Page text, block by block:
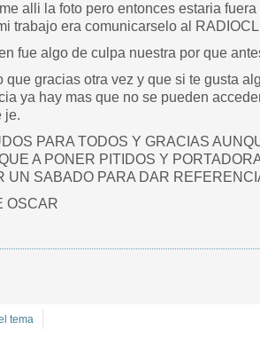
alli la foto pero entonces estaria
trabajo era comunicarselo al
fue algo de culpa nuestra por que
que gracias otra vez y que si te gusta
ya hay mas que no se pueden
je.
PARA TODOS Y GRACIAS
A PONER PITIDOS Y
UN SABADO PARA DAR
OSCAR
tema